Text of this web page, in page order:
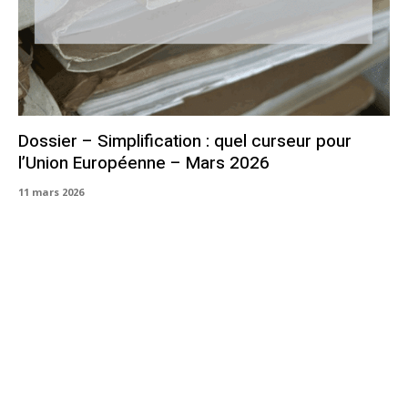
Dossier – Simplification : quel curseur pour
l’Union Européenne – Mars 2026
11 mars 2026